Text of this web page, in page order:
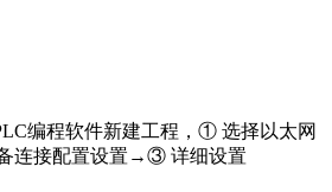
编程软件新建工程，① 选择以太网
连接配置设置→③ 详细设置